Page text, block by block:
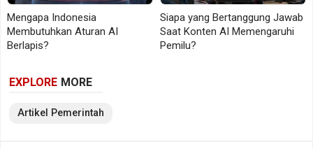
Masalah Data Masih Jadi Tantangan
Meski digitalisasi terus berjalan, tantangan di
masih menjadi pekerjaan besar yang belum
Mengapa Indonesia
Membutuhkan Aturan AI
Berlapis?
Siapa yang Bertanggung Jawab
Saat Konten AI Memengaruhi
Pemilu?
EXPLORE MORE
Artikel Pemerintah